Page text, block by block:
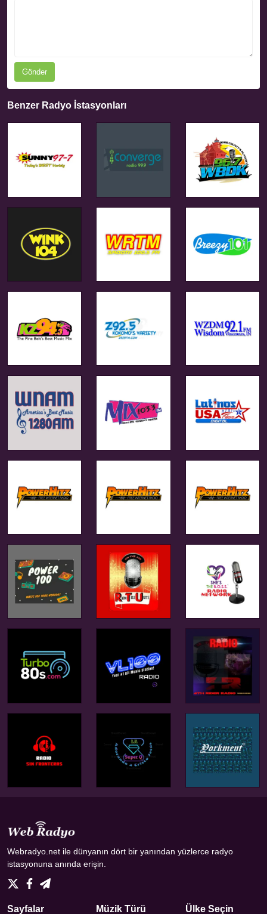
Gönder
Benzer Radyo İstasyonları
Webradyo.net ile dünyanın dört bir yanından yüzlerce radyo
istasyonuna anında erişin.
Sayfalar Müzik Türü Ülke Seçin